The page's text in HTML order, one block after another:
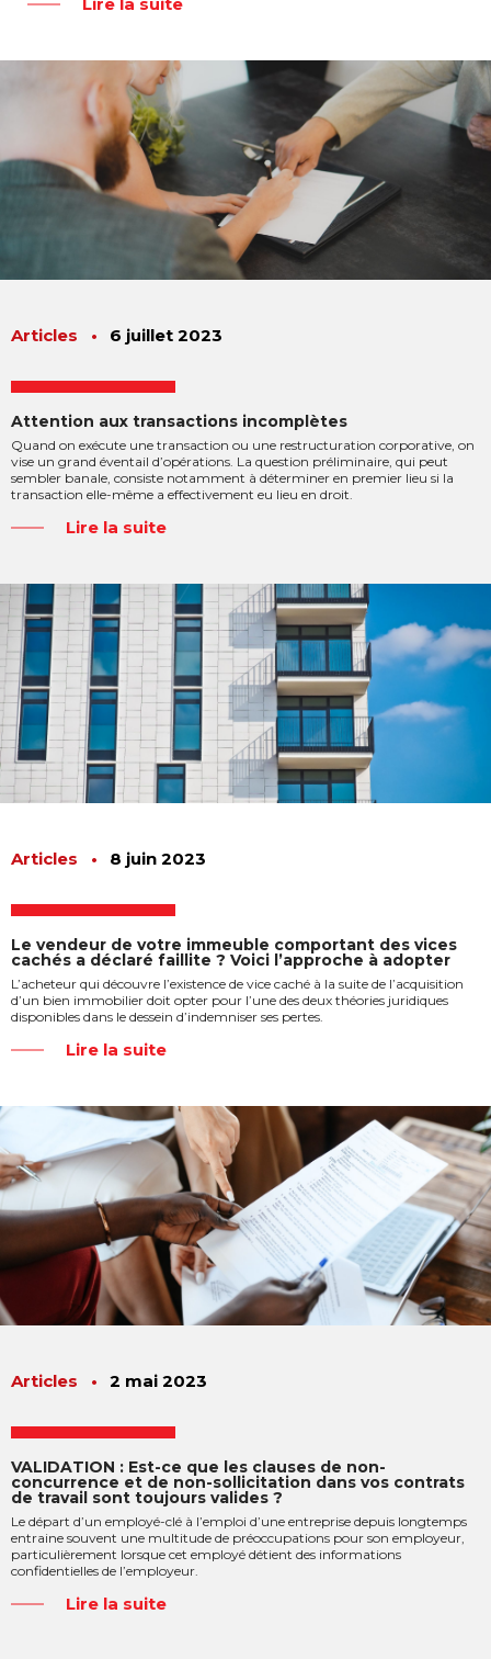
Articles • 6 juillet 2023
Attention aux transactions incomplètes
Quand on exécute une transaction ou une restructuration corporative, on
vise un grand éventail d’opérations. La question préliminaire, qui peut
sembler banale, consiste notamment à déterminer en premier lieu si la
transaction elle-même a effectivement eu lieu en droit.
Lire la suite
Articles • 8 juin 2023
Le vendeur de votre immeuble comportant des vices
cachés a déclaré faillite ? Voici l’approche à adopter
L’acheteur qui découvre l’existence de vice caché à la suite de l’acquisition
d’un bien immobilier doit opter pour l’une des deux théories juridiques
disponibles dans le dessein d’indemniser ses pertes.
Lire la suite
Articles • 2 mai 2023
VALIDATION : Est-ce que les clauses de non-
concurrence et de non-sollicitation dans vos contrats
de travail sont toujours valides ?
Le départ d’un employé-clé à l’emploi d’une entreprise depuis longtemps
entraine souvent une multitude de préoccupations pour son employeur,
particulièrement lorsque cet employé détient des informations
confidentielles de l’employeur.
Lire la suite